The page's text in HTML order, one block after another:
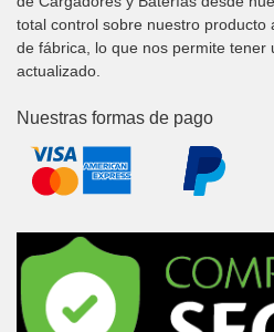
total control sobre nuestro producto
de fábrica, lo que nos permite tener
actualizado.
Nuestras formas de pago